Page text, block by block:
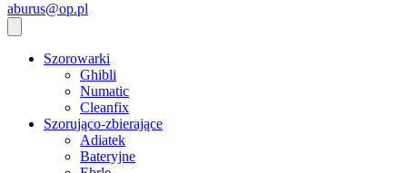
aburus@op.pl
Szorowarki
Ghibli
Numatic
Cleanfix
Szorująco-zbierające
Adiatek
Bateryjne